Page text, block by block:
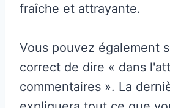
fraîche et attrayante.
Vous pouvez également
correct de dire « dans
commentaires ». La